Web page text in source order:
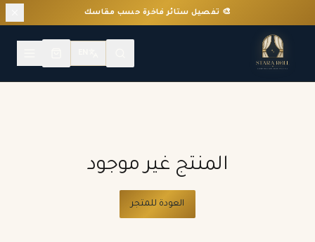
🎨 تفصيل ستائر فاخرة حسب مقاسك
المنتج غير موجود
العودة للمتجر